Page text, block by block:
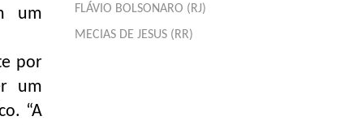
um
por
um
“A
FLÁVIO BOLSONARO (RJ)
MECIAS DE JESUS (RR)